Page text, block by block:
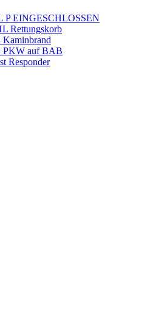
P EINGESCHLOSSEN
Rettungskorb
Kaminbrand
PKW auf BAB
Responder